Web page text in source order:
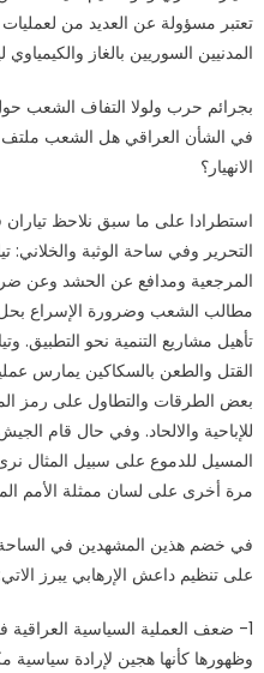
تعتبر مسؤولة عن العديد من
المدنيين السوريين بالغاز
بجرائم حرب ولولا التفاف الشعب
في الشأن العراقي هل الشعب ملتف
الانهيار؟
استطرادا على ما سبق نلاحظ
التحرير وفي ساحة الوثبة
المرجعية ومدافع عن الحشد وعن
مطالب الشعب وضرورة الإسراع
تأهيل مشاريع التنمية نحو
القتل والطعن بالسكاكين يمارس
بعض الطرقات والتطاول على رمز
للإباحية والالحاد. وفي حال قام
المسيل للدموع على سبيل المثال
مرة أخرى على لسان ممثلة الأمم
في خضم هذين المشهدين في
على تنظيم داعش الإرهابي يبرز الاتي:
1- ضعف العملية السياسية العراقية
وظهورها كأنها هجين لإرادة سياسية